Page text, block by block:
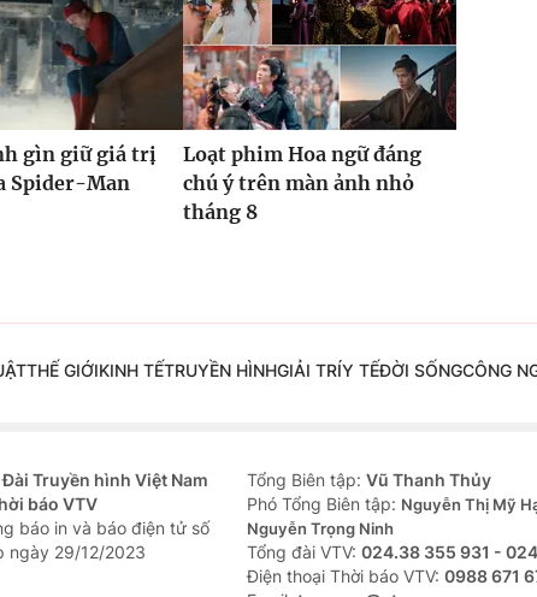
gìn giữ giá trị
Spider-Man
Loạt phim Hoa ngữ đáng
chú ý trên màn ảnh nhỏ
tháng 8
THẾ GIỚIKINH TẾTRUYỀN HÌNHGIẢI TRÍY TẾĐỜI SỐNGCÔNG
Đài Truyền hình Việt Nam
báo VTV
báo in và báo điện tử số
ngày 29/12/2023
Tổng Biên tập: Vũ Thanh Thủy
Phó Tổng Biên tập: Nguyễn Thị Mỹ
Nguyễn Trọng Ninh
Tổng đài VTV: 024.38 355 931 -
Ðiện thoại Thời báo VTV: 0988 671